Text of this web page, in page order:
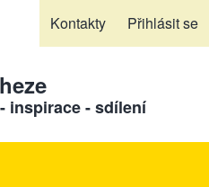
Kontakty Přihlásit se
inspirace - sdílení